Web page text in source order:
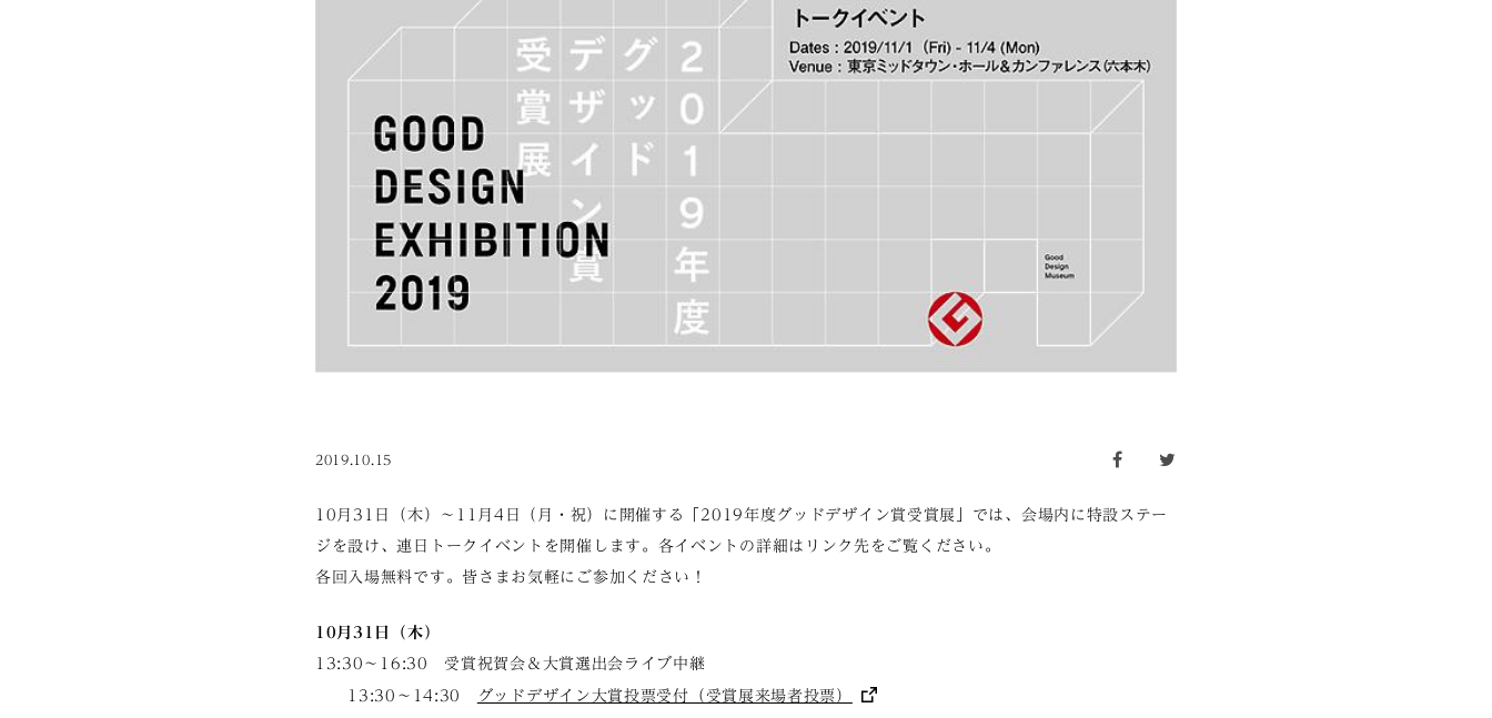
2019.10.15 facebook
10月31日（木）〜11月4日（月・祝）に開催する「2019年度グッドデザイン賞受賞展」では、会場内に特設ステー
ジを設け、連日トークイベントを開催します。各イベントの詳細はリンク先をご覧ください。
各回入場無料です。皆さまお気軽にご参加ください！
10月31日（木）
13:30〜16:30 受賞祝賀会＆大賞選出会ライブ中継
13:30〜14:30
グッドデザイン大賞投票受付（受賞展来場者投票）